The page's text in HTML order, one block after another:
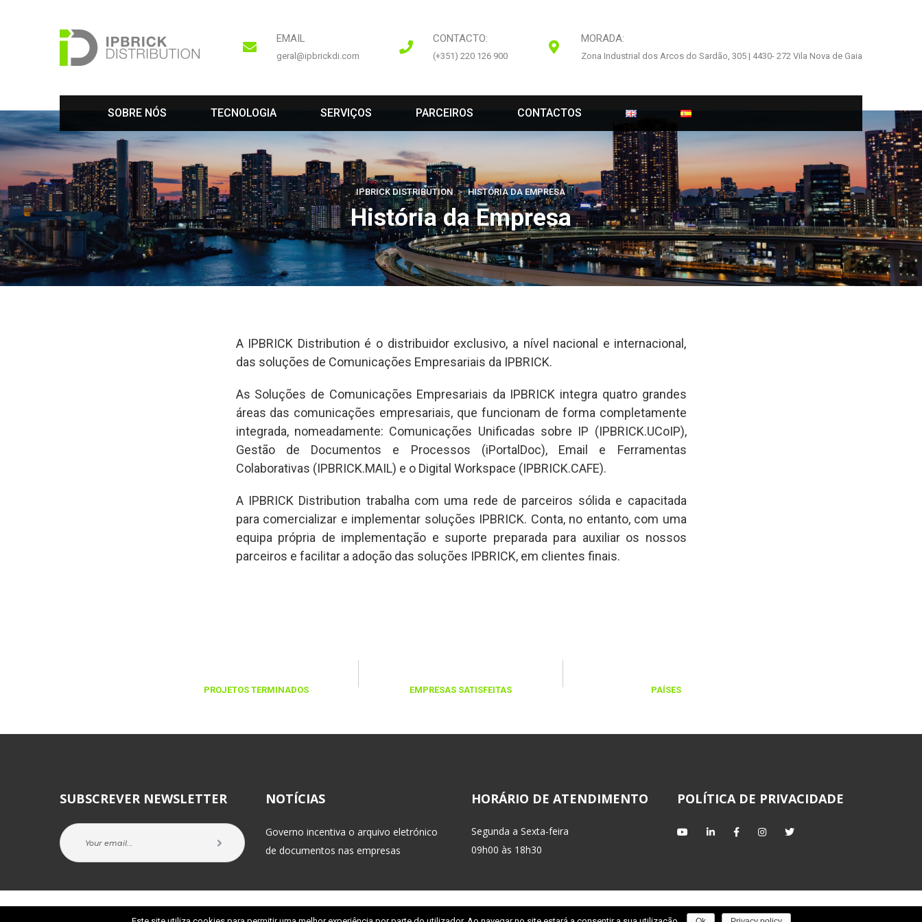
EMAIL
geral@ipbrickdi.com
CONTACTO:
(+351) 220 126 900
MORADA:
Zona Industrial dos Arcos do Sardão, 305 | 4430- 272 Vila Nova de Gaia
SOBRE NÓS TECNOLOGIA SERVIÇOS PARCEIROS CONTACTOS
IPBRICK DISTRIBUTION > HISTÓRIA DA EMPRESA
História da Empresa
A IPBRICK Distribution é o distribuidor exclusivo, a nível nacional e internacional,
das soluções de Comunicações Empresariais da IPBRICK.
As Soluções de Comunicações Empresariais da IPBRICK integra quatro grandes
áreas das comunicações empresariais, que funcionam de forma completamente
integrada, nomeadamente: Comunicações Unificadas sobre IP (IPBRICK.UCoIP),
Gestão de Documentos e Processos (iPortalDoc), Email e Ferramentas
Colaborativas (IPBRICK.MAIL) e o Digital Workspace (IPBRICK.CAFE).
A IPBRICK Distribution trabalha com uma rede de parceiros sólida e capacitada
para comercializar e implementar soluções IPBRICK. Conta, no entanto, com uma
equipa própria de implementação e suporte preparada para auxiliar os nossos
parceiros e facilitar a adoção das soluções IPBRICK, em clientes finais.
PROJETOS TERMINADOS EMPRESAS SATISFEITAS PAÍSES
SUBSCREVER NEWSLETTER NOTÍCIAS
Governo incentiva o arquivo eletrónico
de documentos nas empresa
HORÁRIO DE ATENDIMENTO
Segunda a Sexta-feira
09h00 às 18h30
POLÍTICA DE PRIVACIDADE